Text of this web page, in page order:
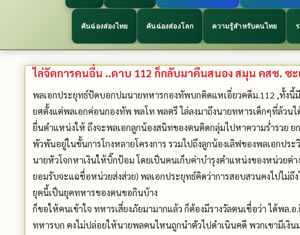
คันฉ่องส่องไทย คันฉ่องส่องโลก ความรู้สำหรับคนไทย
ไล่จัดการคนอื่น ..ดาบ 112 ก็กลับมาคืนสนอง สมุน คสช. ซะ
พลเอกประยุทธ์ปัดบอกปมนายทหารกองทัพบกติดแหเอี่ยวคดีม.112 ,ทั้งนี้
ยศตั้งแต่พลเอกค่อนกองทัพ พลโท พลตรี ไล่ลงมาถึงนายทหารเด็กๆที่ล้วน
ยื่นตำแหน่งให้ ถึงจะพลเอกลูกน้องสนิทของตนติดกลุ่มไปหาความร่ำรวย
พัวพันอยู่ในขั้นการโกงหลายโครงการ รวมไปถึงลูกน้องเลิฟของพลเอกปร
นายหัวโจกหาเงินให้บิ๊กป้อม โดยเป็นคนเก็บค่าบำรุงตำแหน่งของหน่วยต่า
ยอมรับจะแฉชื่อหน่วยส่งส่วย) พลเอกประยุทธ์คิดว่าการสอบสวนคงไปไม่ถึ
ยุคนี้เป็นยุคทหารของตนขอกินบ้าง
ก็ขอให้คนเข้าใจ ทหารเสี่ยงภัยมามากแล้ว ก็ต้องมีรางวัลตนเชื่อว่า ได้พล.
ทหารบก คงไม่ปล่อยให้นายพลคนไหนถูกนำตัวไปดำเนินคดี พวกเขามีเงิ